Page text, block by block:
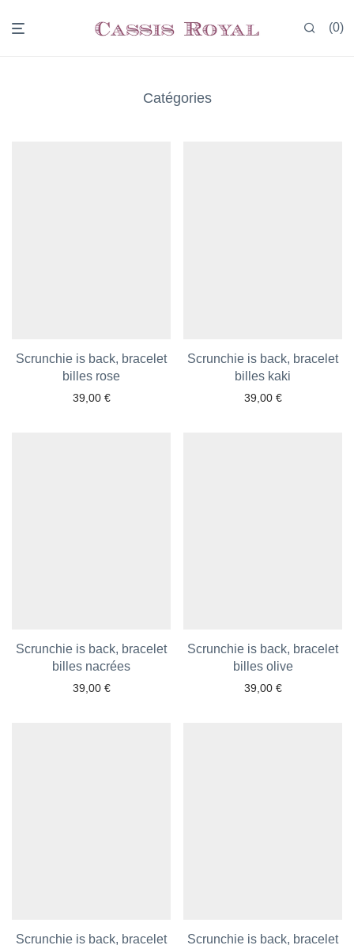
0
Catégories
Scrunchie is back, bracelet
billes rose
39,00 €
Scrunchie is back, bracelet
billes kaki
39,00 €
Scrunchie is back, bracelet
billes nacrées
39,00 €
Scrunchie is back, bracelet
billes olive
39,00 €
Scrunchie is back, bracelet
Scrunchie is back, bracelet